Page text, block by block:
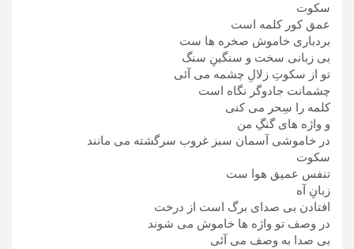
سکوت
عمق کور کلمه است
بردباری خاموش صخره ها ست
بی زبانی سخت و سنگینِ سنگ
تو از سکوتِ زلالِ چشمه می آئی
چشمانت جادوگر نگاه است
کلمه را سِحر می کنی
و واژه های گنگِ من
در خاموشی آسمان سبز غروب سرگشته می مانند
سکوت
تنفس عمیق هوا ست
زبانِ آه
افتادن بی صدای برگ است از درخت
در وصف تو واژه ها خاموش می شوند
بی صدا به وصف می آئی